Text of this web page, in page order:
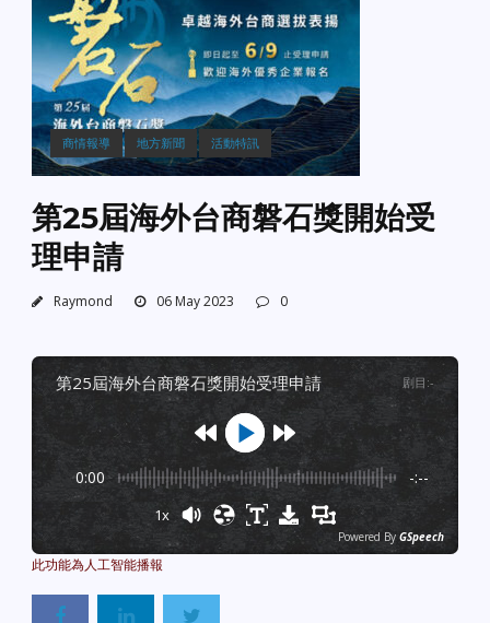
商情報導 地方新聞 活動特訊
第25屆海外台商磐石獎開始受
理申請
Raymond 06 May 2023 0
第25屆海外台商磐石獎開始受理申請 剧目 :-
0:00 -:--
1x
Powered By GSpeech